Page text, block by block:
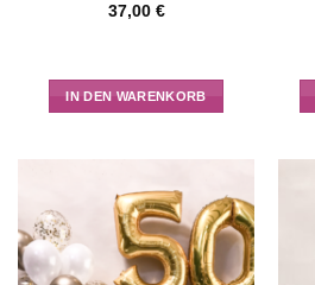
37,00 €
IN DEN WARENKORB